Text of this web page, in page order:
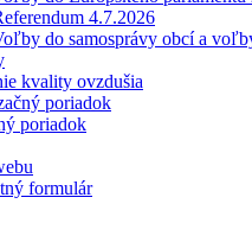
4.7.2026
do samosprávy obcí a
kvality ovzdušia
poriadok
poriadok
formulár